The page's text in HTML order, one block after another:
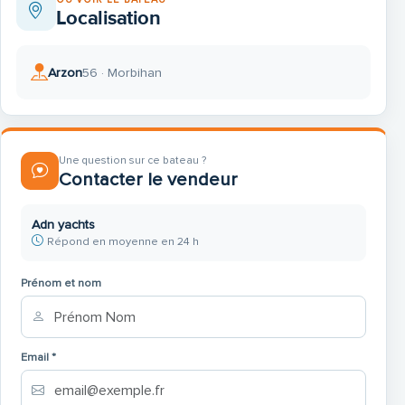
Localisation
Arzon56 · Morbihan
Une question sur ce bateau ?
Contacter le vendeur
Adn yachts
Répond en moyenne en 24 h
Prénom et nom
Email *